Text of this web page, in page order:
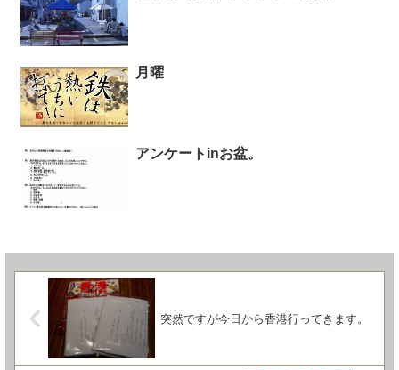
月曜
アンケートinお盆。
突然ですが今日から香港行ってきます。